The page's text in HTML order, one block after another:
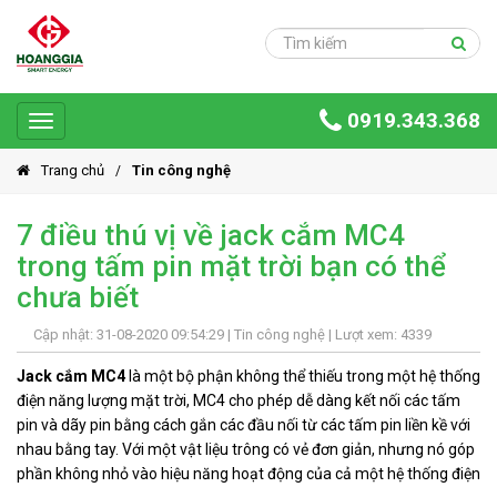
Toggle
navigation
0919.343.368
Trang
chủ
Sản
phẩm
Giải
Ứng
dụng
Dự
án
Hoàng
Gia
Group
Trang chủ Tin công nghệ
7 điều thú vị về jack cắm MC4
trong tấm pin mặt trời bạn có thể
chưa biết
Cập nhật: 31-08-2020 09:54:29 | Tin công nghệ | Lượt xem: 4339
Jack cắm MC4là một bộ phận không thể thiếu trong một hệ thống
điện năng lượng mặt trời, MC4 cho phép dễ dàng kết nối các tấm
pin và dãy pin bằng cách gắn các đầu nối từ các tấm pin liền kề với
nhau bằng tay. Với một vật liệu trông có vẻ đơn giản, nhưng nó góp
phần không nhỏ vào hiệu năng hoạt động của cả một hệ thống điện